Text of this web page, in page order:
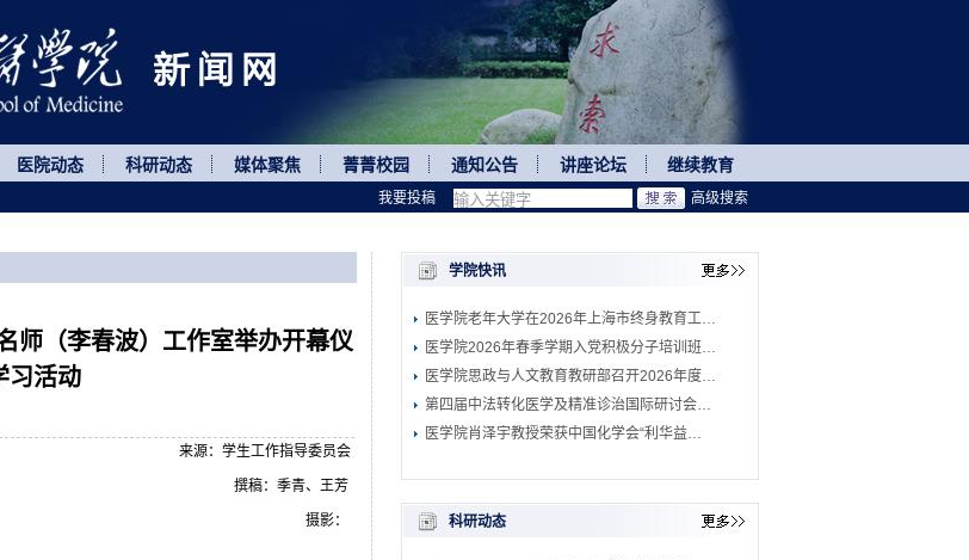
医院动态 科研动态 媒体聚焦 菁菁校园 通知公告 讲座论坛 继续教育
师（李春波）工作室举办开幕仪
习活动
来源：学生工作指导委员会
撰稿：季青、王芳
摄影：
高级搜索
学院快讯
医学院老年大学在2026年上海市终身教育工…
医学院2026年春季学期入党积极分子培训班…
医学院思政与人文教育教研部召开2026年度…
第四届中法转化医学及精准诊治国际研讨会…
医学院肖泽宇教授荣获中国化学会“利华益…
科研动态
我要投稿